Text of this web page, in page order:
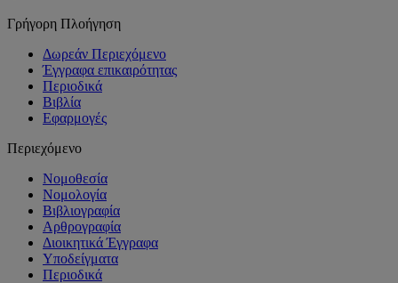
Γρήγορη Πλοήγηση
Δωρεάν Περιεχόμενο
Έγγραφα επικαιρότητας
Περιοδικά
Βιβλία
Εφαρμογές
Περιεχόμενο
Νομοθεσία
Νομολογία
Βιβλιογραφία
Αρθρογραφία
Διοικητικά Έγγραφα
Υποδείγματα
Περιοδικά